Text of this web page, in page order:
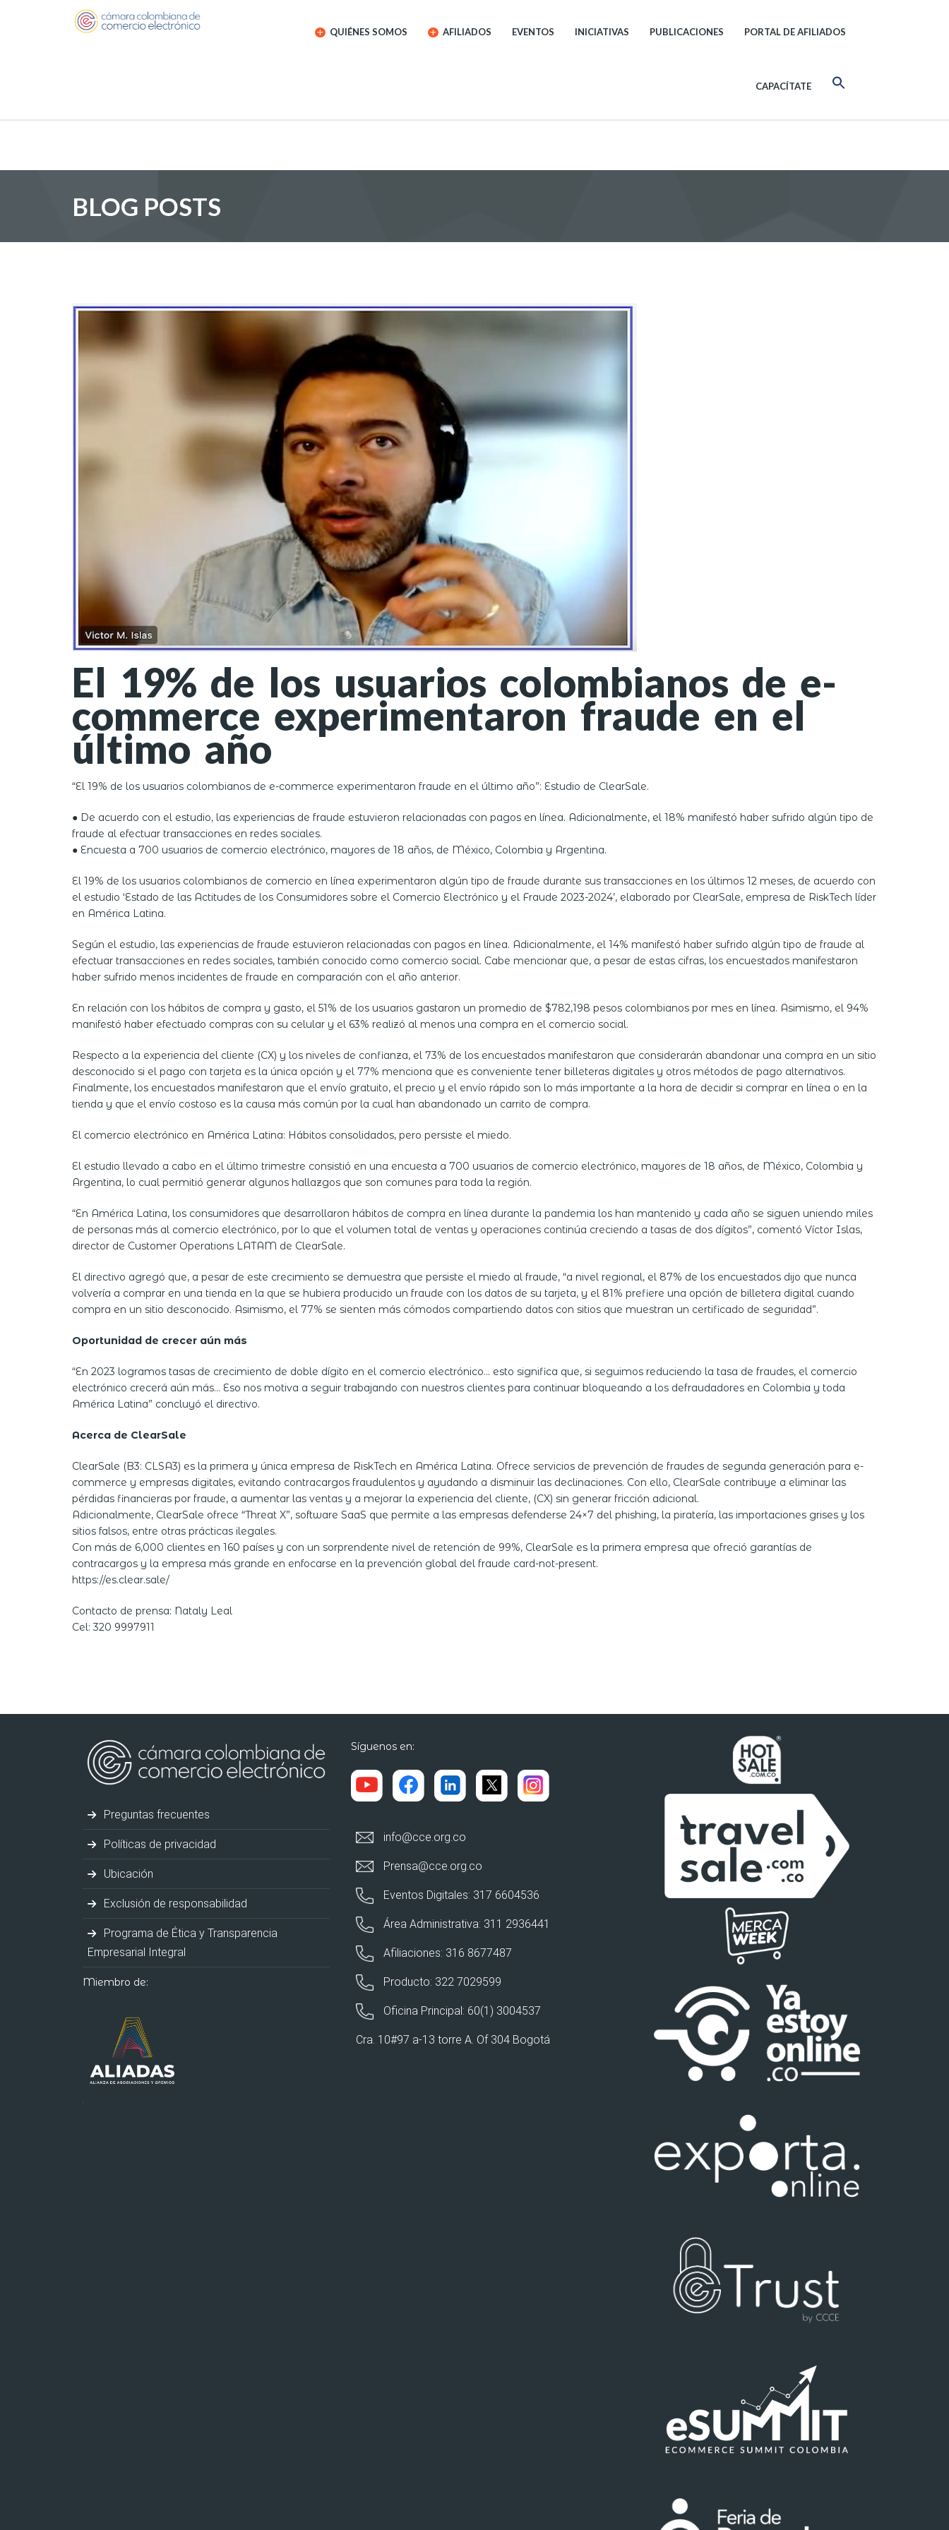
QUIÉNES SOMOS AFILIADOS EVENTOS INICIATIVAS PUBLICACIONES PORTAL DE AFILIADOS
CAPACÍTATE
BLOG POSTS
El 19% de los usuarios colombianos de e-
commerce experimentaron fraude en el
último año
“El 19% de los usuarios colombianos de e-commerce experimentaron fraude en el último año”: Estudio de ClearSale.
● De acuerdo con el estudio, las experiencias de fraude estuvieron relacionadas con pagos en línea. Adicionalmente, el 18% manifestó haber sufrido algún tipo de
fraude al efectuar transacciones en redes sociales.
● Encuesta a 700 usuarios de comercio electrónico, mayores de 18 años, de México, Colombia y Argentina.
El 19% de los usuarios colombianos de comercio en línea experimentaron algún tipo de fraude durante sus transacciones en los últimos 12 meses, de acuerdo con
el estudio ‘Estado de las Actitudes de los Consumidores sobre el Comercio Electrónico y el Fraude 2023-2024’, elaborado por ClearSale, empresa de RiskTech líder
en América Latina.
Según el estudio, las experiencias de fraude estuvieron relacionadas con pagos en línea. Adicionalmente, el 14% manifestó haber sufrido algún tipo de fraude al
efectuar transacciones en redes sociales, también conocido como comercio social. Cabe mencionar que, a pesar de estas cifras, los encuestados manifestaron
haber sufrido menos incidentes de fraude en comparación con el año anterior.
En relación con los hábitos de compra y gasto, el 51% de los usuarios gastaron un promedio de $782,198 pesos colombianos por mes en línea. Asimismo, el 94%
manifestó haber efectuado compras con su celular y el 63% realizó al menos una compra en el comercio social.
Respecto a la experiencia del cliente (CX) y los niveles de confianza, el 73% de los encuestados manifestaron que considerarán abandonar una compra en un sitio
desconocido si el pago con tarjeta es la única opción y el 77% menciona que es conveniente tener billeteras digitales y otros métodos de pago alternativos.
Finalmente, los encuestados manifestaron que el envío gratuito, el precio y el envío rápido son lo más importante a la hora de decidir si comprar en línea o en la
tienda y que el envío costoso es la causa más común por la cual han abandonado un carrito de compra.
El comercio electrónico en América Latina: Hábitos consolidados, pero persiste el miedo.
El estudio llevado a cabo en el último trimestre consistió en una encuesta a 700 usuarios de comercio electrónico, mayores de 18 años, de México, Colombia y
Argentina, lo cual permitió generar algunos hallazgos que son comunes para toda la región.
“En América Latina, los consumidores que desarrollaron hábitos de compra en línea durante la pandemia los han mantenido y cada año se siguen uniendo miles
de personas más al comercio electrónico, por lo que el volumen total de ventas y operaciones continúa creciendo a tasas de dos dígitos”, comentó Víctor Islas,
director de Customer Operations LATAM de ClearSale.
El directivo agregó que, a pesar de este crecimiento se demuestra que persiste el miedo al fraude, “a nivel regional, el 87% de los encuestados dijo que nunca
volvería a comprar en una tienda en la que se hubiera producido un fraude con los datos de su tarjeta, y el 81% prefiere una opción de billetera digital cuando
compra en un sitio desconocido. Asimismo, el 77% se sienten más cómodos compartiendo datos con sitios que muestran un certificado de seguridad”.
Oportunidad de crecer aún más
“En 2023 logramos tasas de crecimiento de doble dígito en el comercio electrónico… esto significa que, si seguimos reduciendo la tasa de fraudes, el comercio
electrónico crecerá aún más… Eso nos motiva a seguir trabajando con nuestros clientes para continuar bloqueando a los defraudadores en Colombia y toda
América Latina” concluyó el directivo.
Acerca de ClearSale
ClearSale (B3: CLSA3) es la primera y única empresa de RiskTech en América Latina. Ofrece servicios de prevención de fraudes de segunda generación para e-
commerce y empresas digitales, evitando contracargos fraudulentos y ayudando a disminuir las declinaciones. Con ello, ClearSale contribuye a eliminar las
pérdidas financieras por fraude, a aumentar las ventas y a mejorar la experiencia del cliente, (CX) sin generar fricción adicional.
Adicionalmente, ClearSale ofrece “Threat X”, software SaaS que permite a las empresas defenderse 24×7 del phishing, la piratería, las importaciones grises y los
sitios falsos, entre otras prácticas ilegales.
Con más de 6,000 clientes en 160 países y con un sorprendente nivel de retención de 99%, ClearSale es la primera empresa que ofreció garantías de
contracargos y la empresa más grande en enfocarse en la prevención global del fraude card-not-present.
https://es.clear.sale/
Contacto de prensa: Nataly Leal
Cel: 320 9997911
Preguntas frecuentes
Políticas de privacidad
Ubicación
Exclusión de responsabilidad
Programa de Ética y Transparencia
Empresarial Integral
Miembro de:
Síguenos en:
info@cce.org.co
Prensa@cce.org.co
Eventos Digitales: 317 6604536
Área Administrativa: 311 2936441
Afiliaciones: 316 8677487
Producto: 322 7029599
Oficina Principal: 60(1) 3004537
Cra. 10#97 a-13 torre A. Of 304 Bogotá